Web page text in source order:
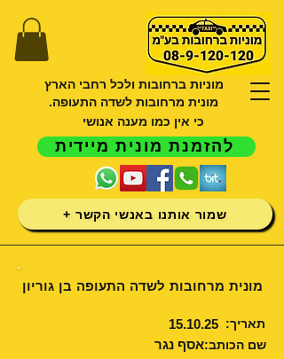
מוניות ברחובות ולכל רחבי הארץ
מונית מרחובות לשדה התעופה.
כי אין כמו מענה אנושי
להזמנת מונית מיידית
שמור אותנו באנשי הקשר +
מונית מרחובות לשדה התעופה בן גוריון
תאריך: 15.10.25
שם הכותב:אסף נגר